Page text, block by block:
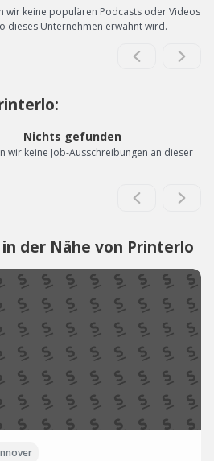
wir keine populären Podcasts oder Videos
dieses Unternehmen erwähnt wird.
Nichts gefunden
wir keine Job-Ausschreibungen an dieser
der Nähe von Printerlo